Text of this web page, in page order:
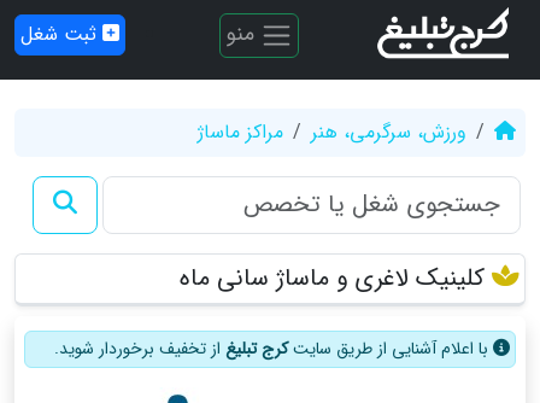
منو ثبت شغل
ورزش، سرگرمی، هنر مراکز ماساژ
کلینیک لاغری و ماساژ سانی ماه
با اعلام آشنایی از طریق سایتکرج تبلیغ از تخفیف برخوردار شوید.